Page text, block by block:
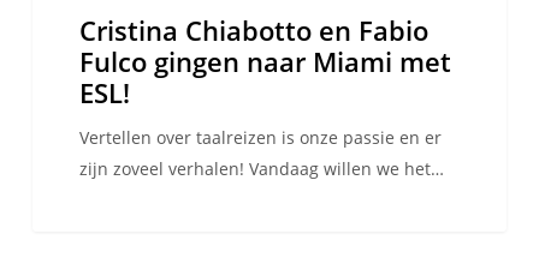
Cristina Chiabotto en Fabio
Fulco gingen naar Miami met
ESL!
Vertellen over taalreizen is onze passie en er
zijn zoveel verhalen! Vandaag willen we het…